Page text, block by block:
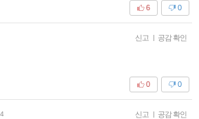
0
6
신고 | 공감 확인
0
0
신고 | 공감 확인